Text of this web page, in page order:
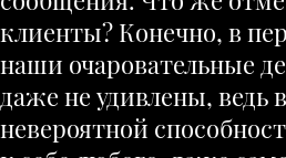
клиенты? Конечно, в
наши очаровательные
даже не удивлены, ведь
невероятной